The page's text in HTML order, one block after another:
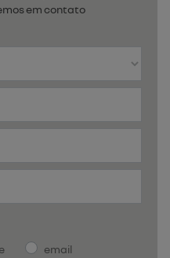
em contato
email